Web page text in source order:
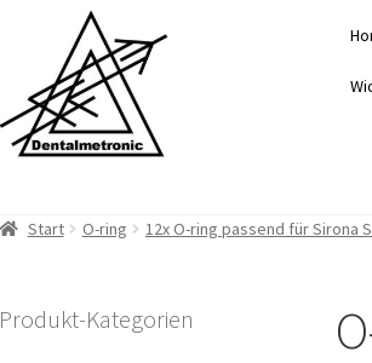
Navigation
springen
springen
Start
O-ring 12x O-ring passend für Sirona
Produkt-Kategorien